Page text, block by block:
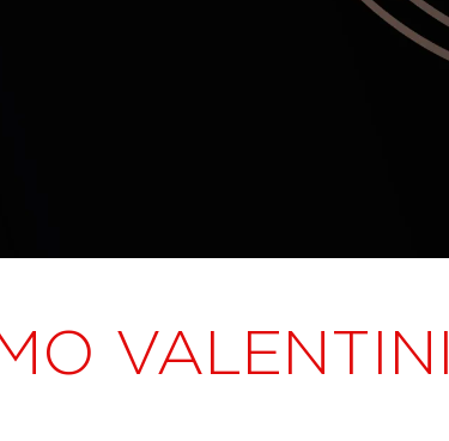
VALENTINI